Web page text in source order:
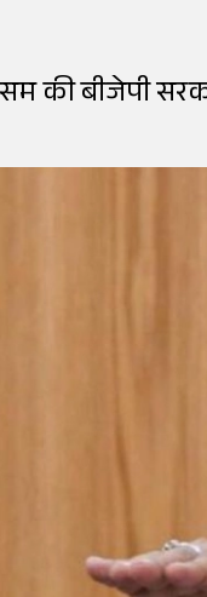
की बीजेपी